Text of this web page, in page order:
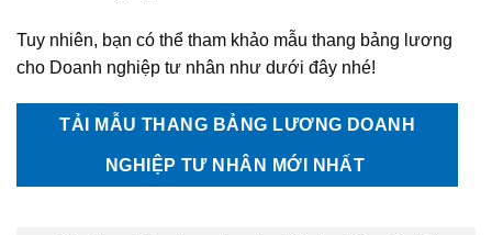
Tuy nhiên, bạn có thể tham khảo mẫu thang bảng lương
cho Doanh nghiệp tư nhân như dưới đây nhé!
TẢI MẪU THANG BẢNG LƯƠNG DOANH
NGHIỆP TƯ NHÂN MỚI NHẤT